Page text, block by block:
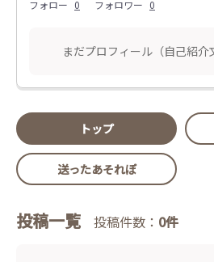
フォロー 0 フォロワー 0
まだプロフィール（自己紹介
トップ
送ったあそれぽ
投稿一覧 投稿件数： 0件